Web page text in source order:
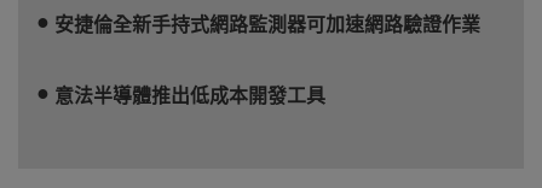
安捷倫全新手持式網路監測器可加速網路驗證作業
意法半導體推出低成本開發工具